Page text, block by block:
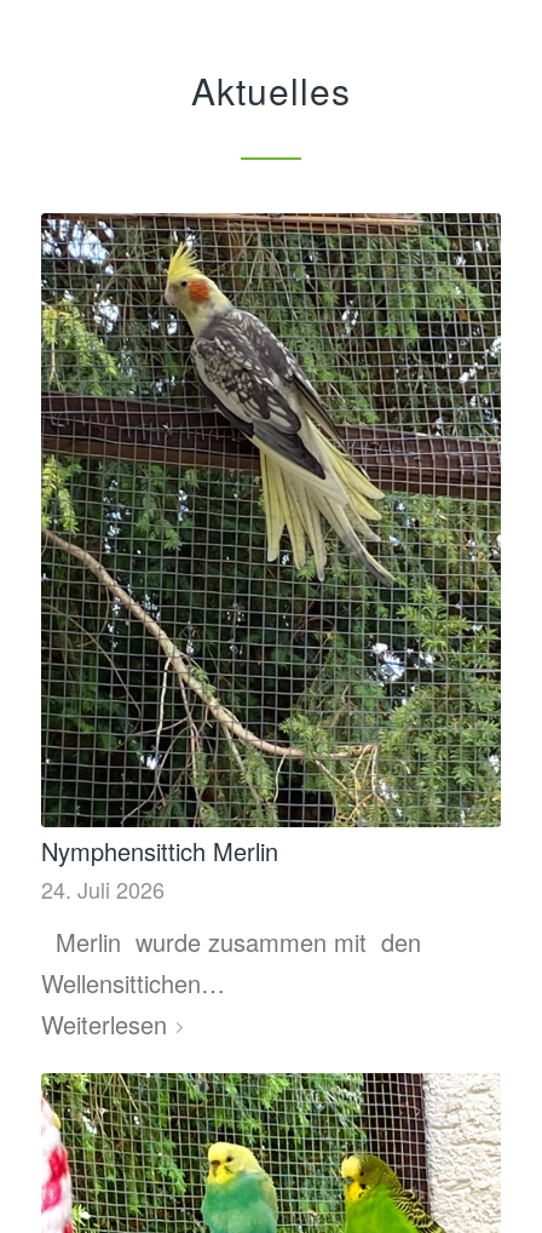
Aktuelles
Nymphensittich Merlin
24. Juli 2026
Merlin wurde zusammen mit den
Wellensittichen…
Weiterlesen